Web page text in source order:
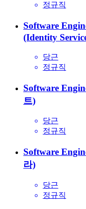
정규직
Software
(Identity
당근
정규직
Software
트)
당근
정규직
Software
라)
당근
정규직